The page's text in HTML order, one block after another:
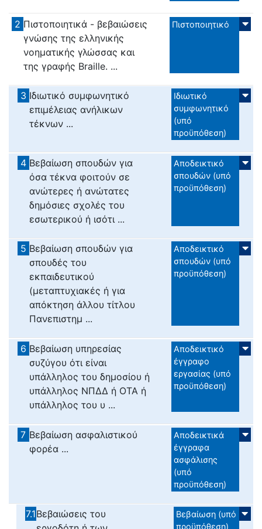
2 Πιστοποιητικά - βεβαιώσεις
γνώσης της ελληνικής
νοηματικής γλώσσας και
της γραφής Braille. ...
Πιστοποιητικό
3 Ιδιωτικό συμφωνητικό
επιμέλειας ανήλικων
τέκνων ...
Ιδιωτικό
συμφωνητικό
(υπό
προϋπόθεση)
4 Βεβαίωση σπουδών για
όσα τέκνα φοιτούν σε
ανώτερες ή ανώτατες
δημόσιες σχολές του
εσωτερικού ή ισότι ...
Αποδεικτικό
σπουδών (υπό
προϋπόθεση)
5 Βεβαίωση σπουδών για
σπουδές του
εκπαιδευτικού
(μεταπτυχιακές ή για
απόκτηση άλλου τίτλου
Πανεπιστημ ...
Αποδεικτικό
σπουδών (υπό
προϋπόθεση)
6 Βεβαίωση υπηρεσίας
συζύγου ότι είναι
υπάλληλος του δημοσίου ή
υπάλληλος ΝΠΔΔ ή ΟΤΑ ή
υπάλληλος του υ ...
Αποδεικτικό
έγγραφο
εργασίας (υπό
προϋπόθεση)
7 Βεβαίωση ασφαλιστικού
φορέα ...
Αποδεικτικά
έγγραφα
ασφάλισης
(υπό
προϋπόθεση)
7.1Βεβαιώσεις του
Βεβαίωση (υπό
προϋπόθεση)